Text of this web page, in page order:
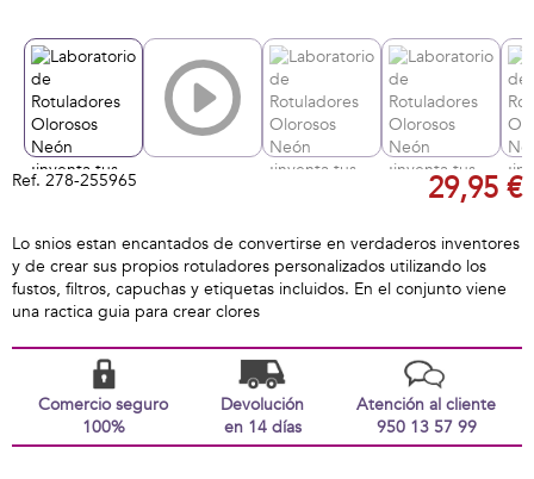
Ref. 278-255965 29,95 €
Lo snios estan encantados de convertirse en verdaderos inventores
y de crear sus propios rotuladores personalizados utilizando los
fustos, filtros, capuchas y etiquetas incluidos. En el conjunto viene
una ractica guia para crear clores
Comercio seguro
100%
Devolución
en 14 días
Atención al cliente
950 13 57 99